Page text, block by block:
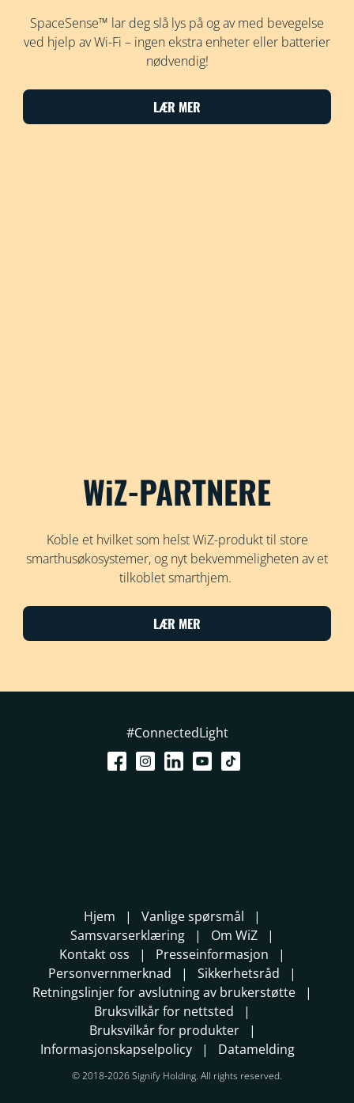
SpaceSense™ lar deg slå lys på og av med bevegelse
ved hjelp av Wi-Fi – ingen ekstra enheter eller batterier
nødvendig!
LÆR MER
WiZ-PARTNERE
Koble et hvilket som helst WiZ-produkt til store
smarthusøkosystemer, og nyt bekvemmeligheten av et
tilkoblet smarthjem.
LÆR MER
#ConnectedLight
Hjem
Vanlige spørsmål
Samsvarserklæring
Om WiZ
Kontakt oss
Presseinformasjon
Personvernmerknad
Sikkerhetsråd
Retningslinjer for avslutning av brukerstøtte
Bruksvilkår for nettsted
Bruksvilkår for produkter
Informasjonskapselpolicy
Datamelding
© 2018-2026 Signify Holding. All rights reserved.